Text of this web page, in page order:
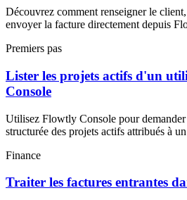
Découvrez comment renseigner le
envoyer la facture directement depuis
Premiers pas
Lister les projets actifs d'un
Console
Utilisez Flowtly Console pour
structurée des projets actifs attribués à
Finance
Traiter les factures entrantes